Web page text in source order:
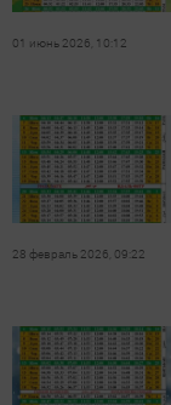
01 июнь 2026, 10:12
28 февраль 2026, 09:22